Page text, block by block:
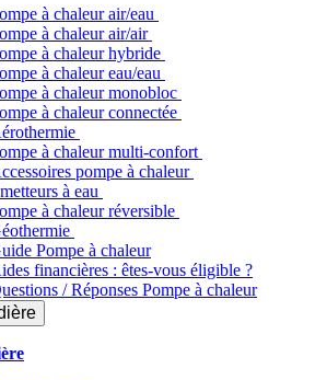
à chaleur air/eau
à chaleur air/air
à chaleur hybride
à chaleur​ eau/eau
à chaleur monobloc
à chaleur connectée
à chaleur multi-confort
pompe à chaleur
à eau
à chaleur réversible
Pompe à chaleur
financières : êtes-vous éligible ?
/ Réponses Pompe à chaleur